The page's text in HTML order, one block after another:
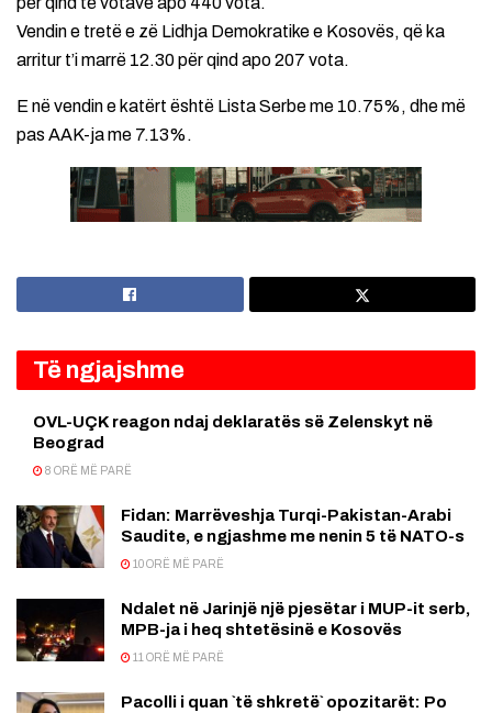
Vendin e tretë e zë Lidhja Demokratike e Kosovës, që ka
arritur t’i marrë 12.30 për qind apo 207 vota.
E në vendin e katërt është Lista Serbe me 10.75%, dhe më
pas AAK-ja me 7.13%.
Të ngjajshme
OVL-UÇK reagon ndaj deklaratës së Zelenskyt në
Beograd
8 ORË MË PARË
Fidan: Marrëveshja Turqi-Pakistan-Arabi
Saudite, e ngjashme me nenin 5 të NATO-s
10 ORË MË PARË
Ndalet në Jarinjë një pjesëtar i MUP-it serb,
MPB-ja i heq shtetësinë e Kosovës
11 ORË MË PARË
Pacolli i quan `të shkretë` opozitarët: Po